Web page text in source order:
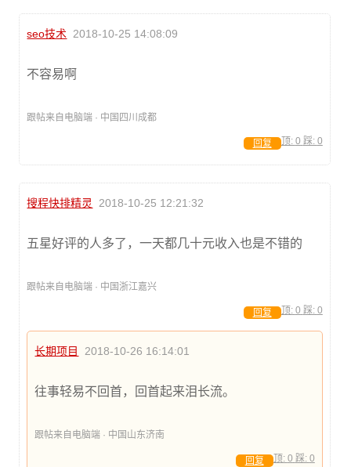
seo技术 2018-10-25 14:08:09
不容易啊
跟帖来自电脑端 · 中国四川成都
顶: 0 踩: 0
回复
搜程快排精灵 2018-10-25 12:21:32
五星好评的人多了，一天都几十元收入也是不错的
跟帖来自电脑端 · 中国浙江嘉兴
顶: 0 踩: 0
回复
长期项目 2018-10-26 16:14:01
往事轻易不回首，回首起来泪长流。
跟帖来自电脑端 · 中国山东济南
顶: 0 踩: 0
回复